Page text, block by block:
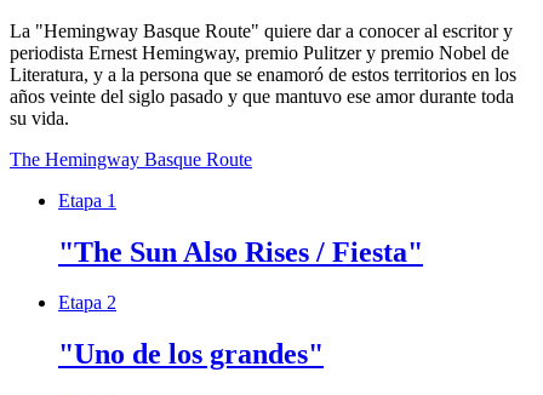
La "Hemingway Basque Route" quiere dar a conocer al escritor y
periodista Ernest Hemingway, premio Pulitzer y premio Nobel de
Literatura, y a la persona que se enamoró de estos territorios en los
años veinte del siglo pasado y que mantuvo ese amor durante toda
su vida.
The Hemingway Basque Route
Etapa 1
"The Sun Also Rises / Fiesta"
Etapa 2
"Uno de los grandes"